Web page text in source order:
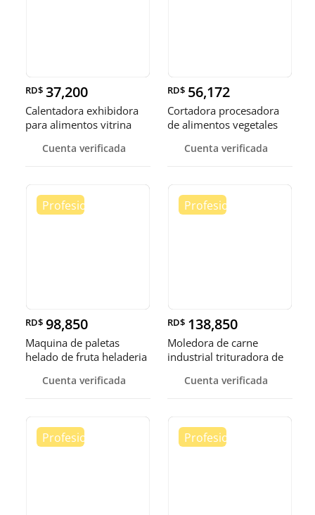
RD$ 37,200
Calentadora exhibidora
para alimentos vitrina
Cuenta verificada
RD$ 56,172
Cortadora procesadora
de alimentos vegetales
Cuenta verificada
RD$ 98,850
Maquina de paletas
helado de fruta heladeria
Cuenta verificada
RD$ 138,850
Moledora de carne
industrial trituradora de
Cuenta verificada